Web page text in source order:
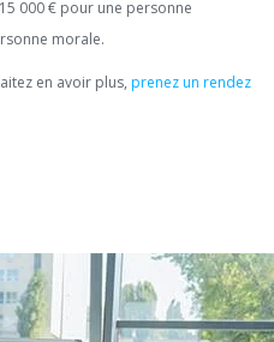
000 € pour une personne
morale.
en avoir plus, prenez un rendez